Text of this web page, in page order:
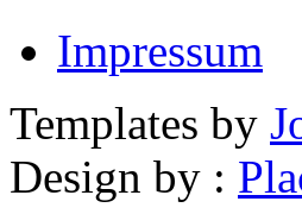
Impressum
Templates by
Design by :